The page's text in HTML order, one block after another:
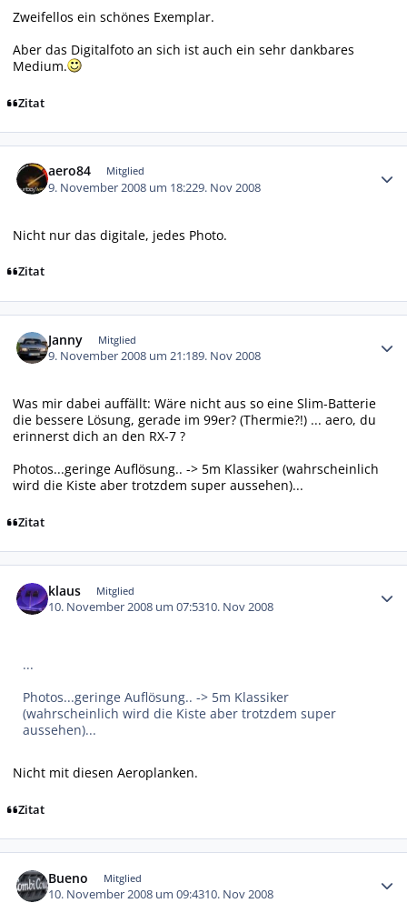
Zweifellos ein schönes Exemplar.
Aber das Digitalfoto an sich ist auch ein sehr dankbares
Medium.
Zitat
aero84 Mitglied
9. November 2008 um 18:229. Nov 2008
Nicht nur das digitale, jedes Photo.
Zitat
Janny Mitglied
9. November 2008 um 21:189. Nov 2008
Was mir dabei auffällt: Wäre nicht aus so eine Slim-Batterie
die bessere Lösung, gerade im 99er? (Thermie?!) ... aero, du
erinnerst dich an den RX-7 ?
Photos...geringe Auflösung.. -> 5m Klassiker (wahrscheinlich
wird die Kiste aber trotzdem super aussehen)...
Zitat
klaus Mitglied
10. November 2008 um 07:5310. Nov 2008
...
Photos...geringe Auflösung.. -> 5m Klassiker
(wahrscheinlich wird die Kiste aber trotzdem super
aussehen)...
Nicht mit diesen Aeroplanken.
Zitat
Bueno Mitglied
10. November 2008 um 09:4310. Nov 2008